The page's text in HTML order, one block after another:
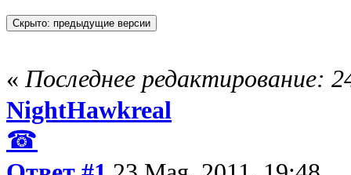
« Последнее редактирование:
NightHawkreal
☎